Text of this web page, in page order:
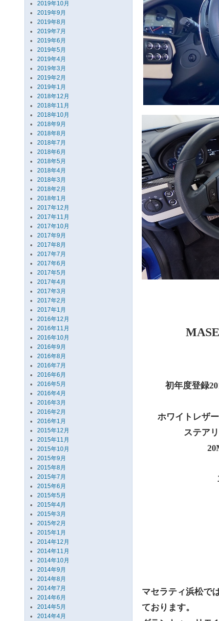
2019年10月
2019年9月
2019年8月
2019年7月
2019年6月
2019年5月
2019年4月
2019年3月
2019年2月
2019年1月
2018年12月
2018年11月
2018年10月
2018年9月
2018年8月
2018年7月
2018年6月
2018年5月
2018年4月
2018年3月
2018年2月
2018年1月
2017年12月
2017年11月
2017年10月
2017年9月
2017年8月
2017年7月
2017年6月
2017年5月
2017年4月
2017年3月
2017年2月
2017年1月
2016年12月
2016年11月
2016年10月
2016年9月
2016年8月
2016年7月
2016年6月
2016年5月
2016年4月
2016年3月
2016年2月
2016年1月
2015年12月
2015年11月
2015年10月
2015年9月
2015年8月
2015年7月
2015年6月
2015年5月
2015年4月
2015年3月
2015年2月
2015年1月
2014年12月
2014年11月
2014年10月
2014年9月
2014年8月
2014年7月
2014年6月
2014年5月
2014年4月
初年度登録
ホワイトレザ
ステア
マセラティ浜松で
ております。